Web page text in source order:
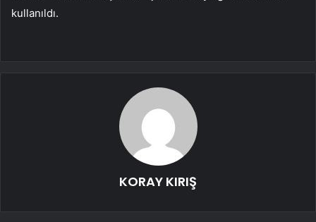
kullanıldı.
KORAY KIRIŞ